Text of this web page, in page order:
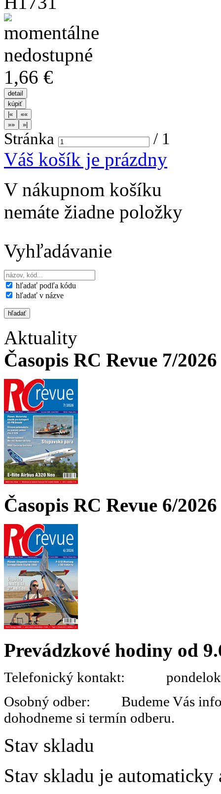
1,66 €
Stránka / 1
Váš košík je prázdny
V nákupnom košíku
nemáte žiadne položky
Vyhľadávanie
hľadať podľa kódu
hľadať v názve
Aktuality
Časopis RC Revue 7/
Časopis RC Revue 6/
Prevádzkové hodiny od
Telefonický kontakt:
Osobný odber: Budeme Vás
dohodneme si termín odberu.
Stav skladu
Stav skladu je